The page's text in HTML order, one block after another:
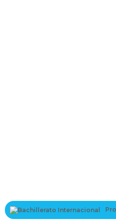
We'll
application is approved.Go to
No account?RegistroSign In